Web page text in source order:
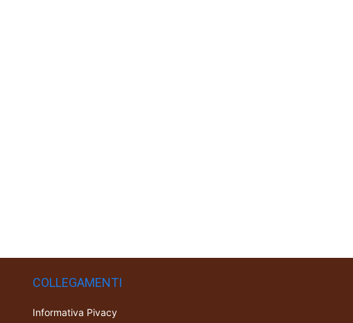
COLLEGAMENTI
Informativa Pivacy